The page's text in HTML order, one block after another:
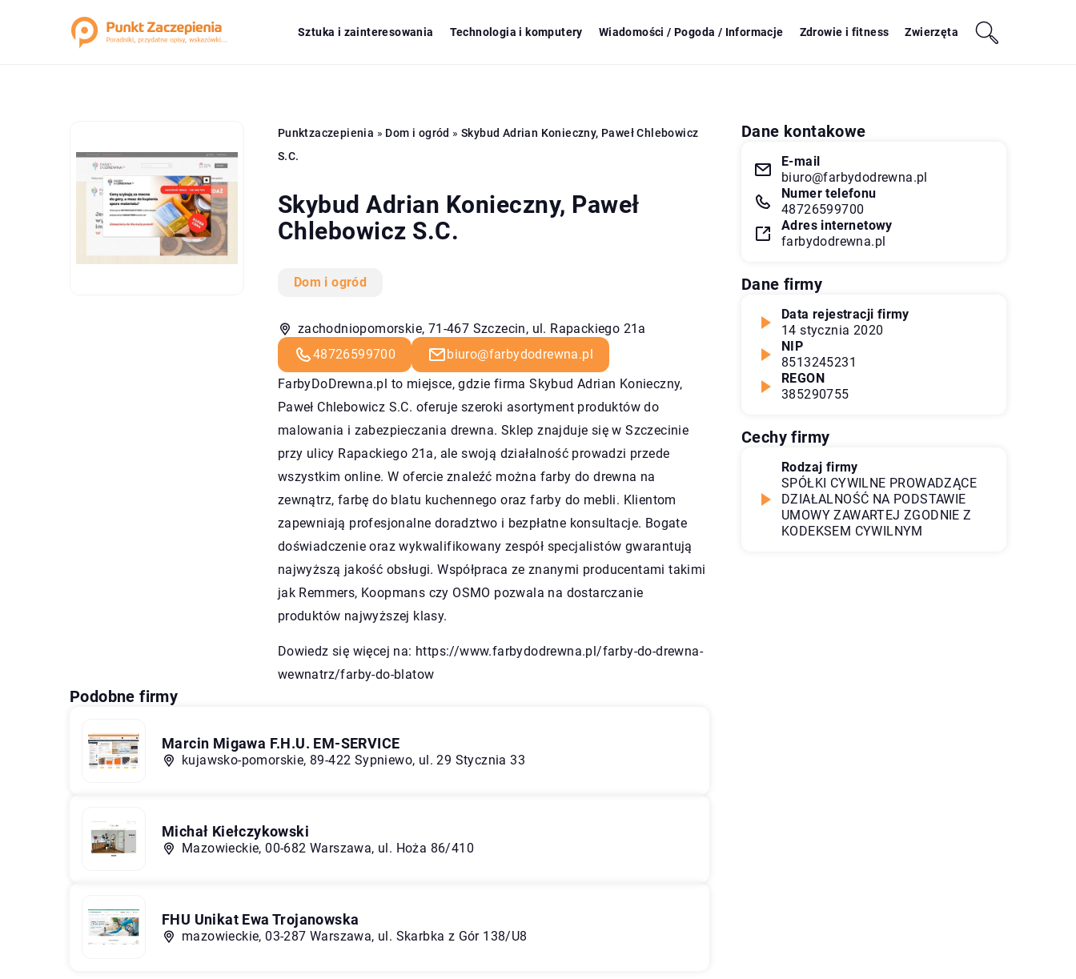
Sztuka i zainteresowania Technologia i komputery Wiadomości / Pogoda / Informacje Zdrowie i fitness Zwierzęta
Punktzaczepienia » Dom i ogród » Skybud Adrian Konieczny, Paweł Chlebowicz
S.C.
Skybud Adrian Konieczny, Paweł
Chlebowicz S.C.
Dom i ogród
zachodniopomorskie, 71-467 Szczecin, ul. Rapackiego 21a
48726599700
biuro@farbydodrewna.pl
FarbyDoDrewna.pl to miejsce, gdzie firma Skybud Adrian Konieczny,
Paweł Chlebowicz S.C. oferuje szeroki asortyment produktów do
malowania i zabezpieczania drewna. Sklep znajduje się w Szczecinie
przy ulicy Rapackiego 21a, ale swoją działalność prowadzi przede
wszystkim online. W ofercie znaleźć można farby do drewna na
zewnątrz, farbę do blatu kuchennego oraz farby do mebli. Klientom
zapewniają profesjonalne doradztwo i bezpłatne konsultacje. Bogate
doświadczenie oraz wykwalifikowany zespół specjalistów gwarantują
najwyższą jakość obsługi. Współpraca ze znanymi producentami takimi
jak Remmers, Koopmans czy OSMO pozwala na dostarczanie
produktów najwyższej klasy.
Dowiedz się więcej na: https://www.farbydodrewna.pl/farby-do-drewna-
wewnatrz/farby-do-blatow
Podobne firmy
Marcin Migawa F.H.U. EM-SERVICE
kujawsko-pomorskie, 89-422 Sypniewo, ul. 29 Stycznia 33
Michał Kiełczykowski
Mazowieckie, 00-682 Warszawa, ul. Hoża 86/410
FHU Unikat Ewa Trojanowska
mazowieckie, 03-287 Warszawa, ul. Skarbka z Gór 138/U8
Dane kontakowe
E-mail
biuro@farbydodrewna.pl
Numer telefonu
48726599700
Adres internetowy
farbydodrewna.pl
Dane firmy
Data rejestracji firmy
14 stycznia 2020
NIP
8513245231
REGON
385290755
Cechy firmy
Rodzaj firmy
SPÓŁKI CYWILNE PROWADZĄCE
DZIAŁALNOŚĆ NA PODSTAWIE
UMOWY ZAWARTEJ ZGODNIE Z
KODEKSEM CYWILNYM